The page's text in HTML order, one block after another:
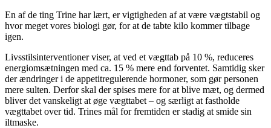
En af de ting Trine har lært, er vigtigheden af at være vægtstabil og
hvor meget vores biologi gør, for at de tabte kilo kommer tilbage
igen.
Livsstilsinterventioner viser, at ved et vægttab på 10 %, reduceres
energiomsætningen med ca. 15 % mere end forventet. Samtidig sker
der ændringer i de appetitregulerende hormoner, som gør personen
mere sulten. Derfor skal der spises mere for at blive mæt, og dermed
bliver det vanskeligt at øge vægttabet – og særligt at fastholde
vægttabet over tid. Trines mål for fremtiden er stadig at smide sin
iltmaske.